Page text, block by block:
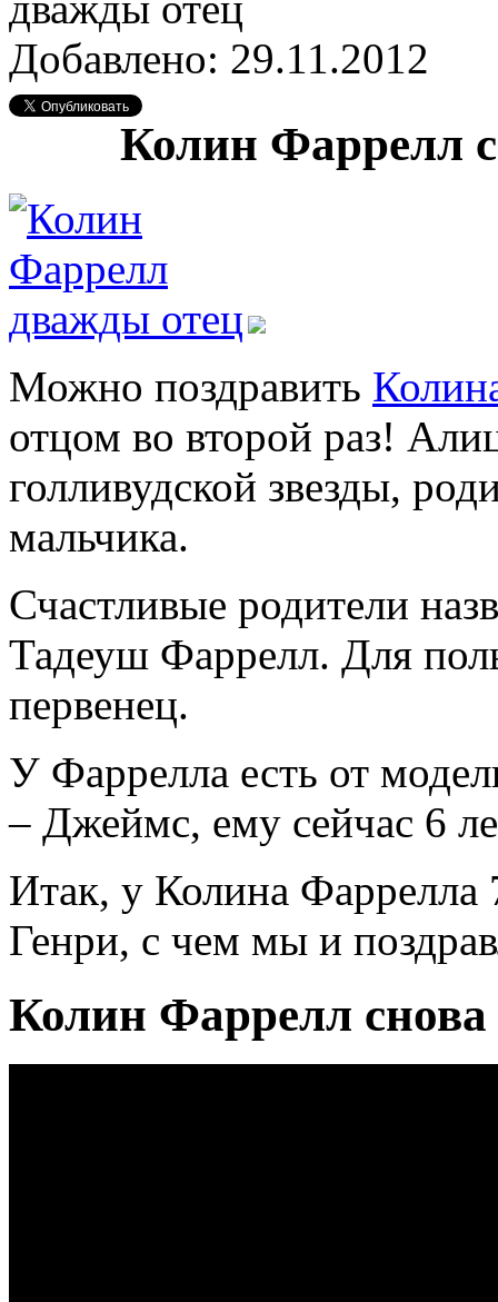
Добавлено: 29.11.2012
Колин Фаррелл
Можно поздравить
отцом во второй раз!
голливудской звезды,
мальчика.
Счастливые родители
Тадеуш Фаррелл. Для
первенец.
У Фаррелла есть от
– Джеймс, ему сейчас 6
Итак, у Колина Фаррелла
Генри, с чем мы и
Колин Фаррелл снова